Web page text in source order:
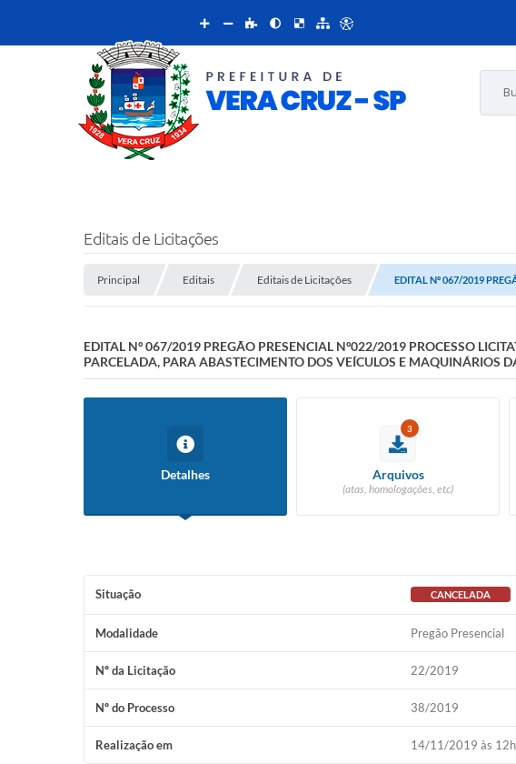
Editais de Licitações
Principal Editais Editais de Licitações EDITAL Nº 067/2019
EDITAL Nº 067/2019 PREGÃO PRESENCIAL Nº022/2019 PROCESSO
PARCELADA, PARA ABASTECIMENTO DOS VEÍCULOS E MAQUINÁRIOS
Detalhes
3
Arquivos
(atas, homologações, etc)
Situação CANCELADA
Modalidade Pregão Presencial
Nº da Licitação 22/2019
Nº do Processo 38/2019
Realização em 14/11/2019 às